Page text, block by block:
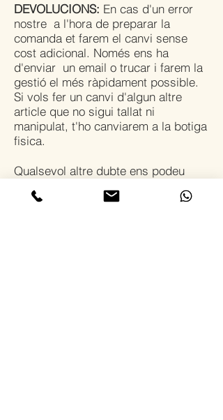
DEVOLUCIONS: En cas d'un error
nostre a l'hora de preparar la
comanda et farem el canvi sense
cost adicional. Només ens ha
d'enviar un email o trucar i farem la
gestió el més ràpidament possible.
Si vols fer un canvi d'algun altre
article que no sigui tallat ni
manipulat, t'ho canviarem a la botiga
fisica.
Qualsevol altre dubte ens podeu
cotilleriamerce@hotmail.com